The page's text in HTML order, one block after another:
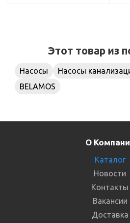
Этот товар из
Насосы
Насосы
BELAMOS
О
Каталог
Новости
Контакты
Вакансии
Доставка